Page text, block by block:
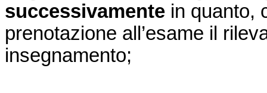
successivamente in quanto,
prenotazione all’esame il
insegnamento;